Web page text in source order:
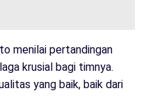
menilai pertandingan
krusial bagi timnya.
yang baik, baik dari